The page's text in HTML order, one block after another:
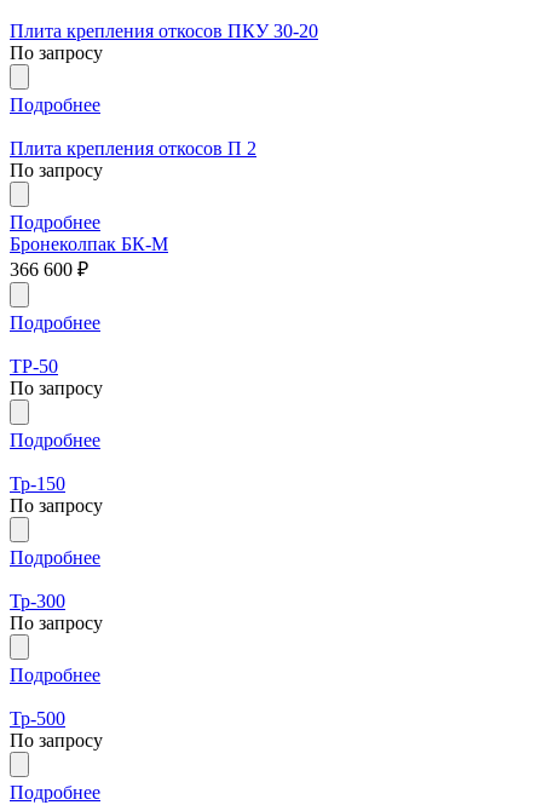
Плита крепления откосов ПКУ 30-20
По запросу
Подробнее
Плита крепления откосов П 2
По запросу
Подробнее
Бронеколпак БК-М
366 600 ₽
Подробнее
ТР-50
По запросу
Подробнее
Тр-150
По запросу
Подробнее
Тр-300
По запросу
Подробнее
Тр-500
По запросу
Подробнее